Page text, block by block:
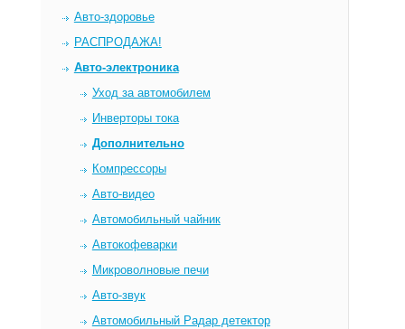
Авто-здоровье
РАСПРОДАЖА!
Авто-электроника
Уход за автомобилем
Инверторы тока
Дополнительно
Компрессоры
Авто-видео
Автомобильный чайник
Автокофеварки
Микроволновые печи
Авто-звук
Автомобильный Радар детектор